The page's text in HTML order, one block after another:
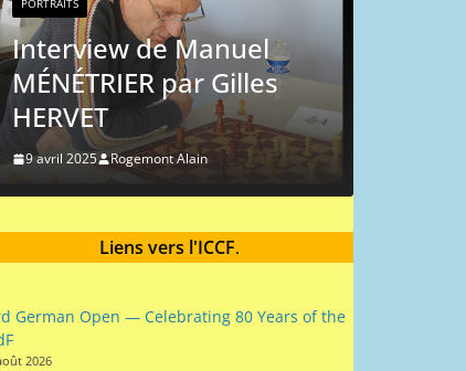
PORTRAITS
Interview de Manuel
MÉNÉTRIER par Gilles
HERVET
9 avril 2025 Rogemont Alain
Liens vers l'ICCF.
German Open — Celebrating 80 Years of the
2026